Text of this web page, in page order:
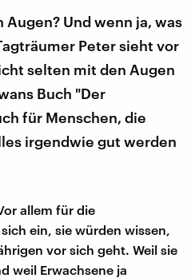
Und wenn ja, was
Peter sieht vor
selten mit den Augen
Buch "Der
für Menschen, die
irgendwie gut werden
allem für die
ein, sie würden wissen,
vor sich geht. Weil sie
weil Erwachsene ja